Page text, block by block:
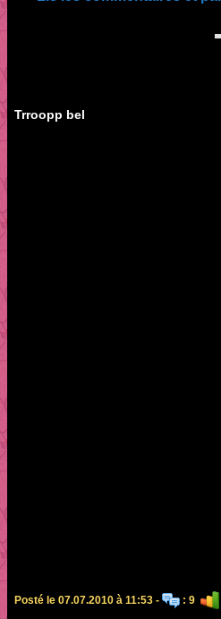
Trroopp bel
Posté le 07.07.2010 à 11:53 - : 9